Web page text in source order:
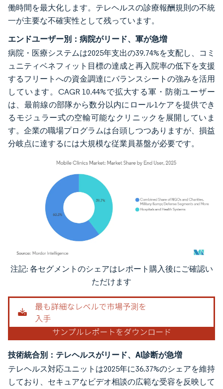
働時間を最大化します。テレヘルスの診療報酬規則の不統
一が主要な不確実性として残っています。
エンドユーザー別：病院がリード、軍が急増
病院・医療システムは2025年支出の39.74%を支配し、コミ
ュニティベネフィット目標の達成と再入院率の低下を支援
するフリートへの資金調達にバランスシートの強みを活用
しています。CAGR 10.44%で拡大する軍・防衛ユーザー
は、最前線の部隊から数分以内にロール1ケアを提供でき
るモジュラー式の空輸可能なクリニックを展開していま
す。企業の職場プログラムは台頭しつつありますが、損益
分岐点に達するには大規模な従業員基盤が必要です。
画像 © Mordor Intelligence。再利用にはCC BY 4.0の表示が必要です。
注記: 各セグメントのシェアはレポート購入後にご確認い
ただけます
技術統合別：テレヘルスがリード、AI診断が急増
テレヘルス対応ユニットは2025年に36.37%のシェアを維持
しており、セキュアなビデオ相談の広範な受容を反映して